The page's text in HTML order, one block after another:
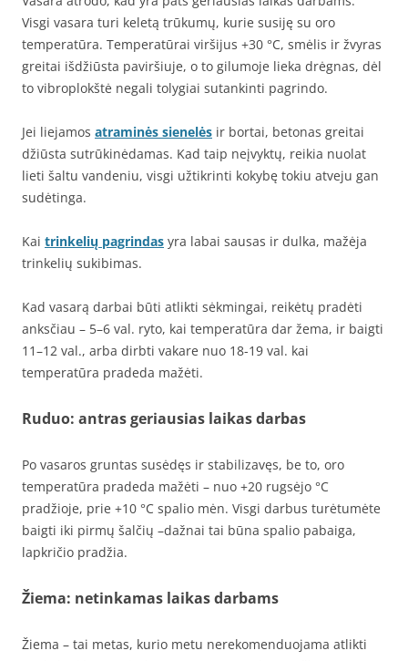
Visgi vasara turi keletą trūkumų, kurie susiję su oro
temperatūra. Temperatūrai viršijus +30 °C, smėlis ir žvyras
greitai išdžiūsta paviršiuje, o to gilumoje lieka drėgnas, dėl
to vibroplokštė negali tolygiai sutankinti pagrindo.
Jei liejamos atraminės sienelės ir bortai, betonas greitai
džiūsta sutrūkinėdamas. Kad taip neįvyktų, reikia nuolat
lieti šaltu vandeniu, visgi užtikrinti kokybę tokiu atveju gan
sudėtinga.
Kai trinkelių pagrindas yra labai sausas ir dulka, mažėja
trinkelių sukibimas.
Kad vasarą darbai būti atlikti sėkmingai, reikėtų pradėti
anksčiau – 5–6 val. ryto, kai temperatūra dar žema, ir baigti
11–12 val., arba dirbti vakare nuo 18-19 val. kai
temperatūra pradeda mažėti.
Ruduo: antras geriausias laikas darbas
Po vasaros gruntas susėdęs ir stabilizavęs, be to, oro
temperatūra pradeda mažėti – nuo +20 rugsėjo °C
pradžioje, prie +10 °C spalio mėn. Visgi darbus turėtumėte
baigti iki pirmų šalčių –dažnai tai būna spalio pabaiga,
lapkričio pradžia.
Žiema: netinkamas laikas darbams
Žiema – tai metas, kurio metu nerekomenduojama atlikti